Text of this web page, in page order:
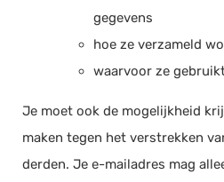
gegevens
hoe ze verzameld
waarvoor ze
Je moet ook de mogelijkheid
maken tegen het verstrekken
derden. Je e-mailadres mag